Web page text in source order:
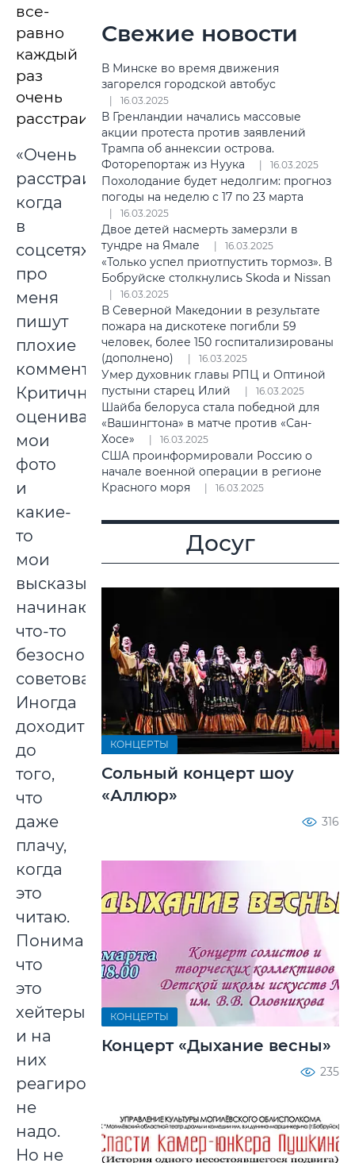
все-
равно
каждый
раз
очень
расстраивается.
«Очень
расстраиваюсь,
когда
в
соцсетях
про
меня
пишут
плохие
комментарии.
Критично
оценивают
мои
фото
и
какие-
то
мои
высказывания,
начинают
что-то
безосновательно
советовать.
Иногда
доходит
до
того,
что
даже
плачу,
когда
это
читаю.
Понимаю,
что
это
хейтеры*,
и на
них
реагировать
не
надо.
Но не
Свежие новости
В Минске во время движения
загорелся городской автобус
16.03.2025
В Гренландии начались массовые
акции протеста против заявлений
Трампа об аннексии острова.
Фоторепортаж из Нуука
16.03.2025
Похолодание будет недолгим: прогноз
погоды на неделю с 17 по 23 марта
16.03.2025
Двое детей насмерть замерзли в
тундре на Ямале
16.03.2025
«Только успел приотпустить тормоз». В
Бобруйске столкнулись Skoda и Nissan
16.03.2025
В Северной Македонии в результате
пожара на дискотеке погибли 59
человек, более 150 госпитализированы
(дополнено)
16.03.2025
Умер духовник главы РПЦ и Оптиной
пустыни старец Илий
16.03.2025
Шайба белоруса стала победной для
«Вашингтона» в матче против «Сан-
Хосе»
16.03.2025
США проинформировали Россию о
начале военной операции в регионе
Красного моря
16.03.2025
Досуг
КОНЦЕРТЫ
Сольный концерт шоу
«Аллюр»
316
КОНЦЕРТЫ
Концерт «Дыхание весны»
235